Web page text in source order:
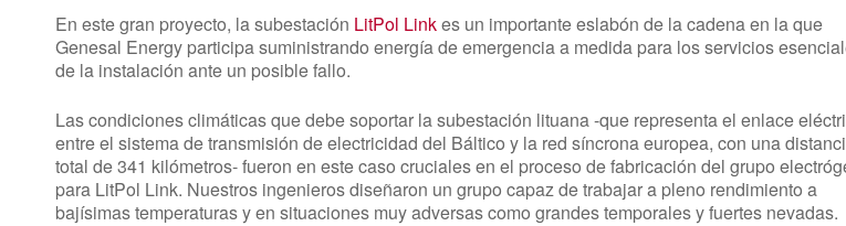
En este gran proyecto, la subestación LitPol Linkes un importante eslabón de la cadena en la que
Genesal Energy participa suministrando energía de emergencia a medida para los servicios
de la instalación ante un posible fallo.
Las condiciones climáticas que debe soportar la subestación lituana -que representa el enlace
entre el sistema de transmisión de electricidad del Báltico y la red síncrona europea, con una
total de 341 kilómetros- fueron en este caso cruciales en el proceso de fabricación del grupo
para LitPol Link. Nuestros ingenieros diseñaron un grupo capaz de trabajar a pleno rendimiento a
bajísimas temperaturas y en situaciones muy adversas como grandes temporales y fuertes nevadas.